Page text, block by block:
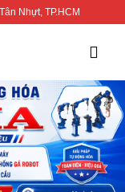
Nhựt, TP.HCM